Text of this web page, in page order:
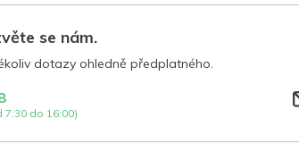
se nám.
dotazy ohledně předplatného.
do 16:00)